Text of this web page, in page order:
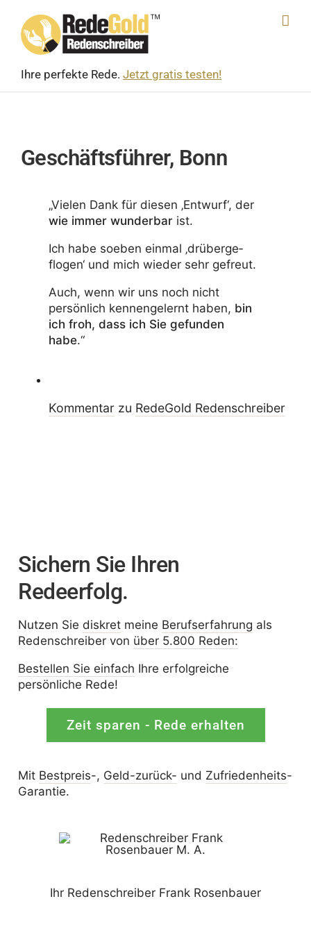
content
Ihre perfekte Rede. Jetzt gratis testen!
Geschäftsführer, Bonn
„Vielen Dank für diesen ‚Entwurf‘, der
wie immer wunderbarist.
Ich habe soeben einmal ‚drüber­ge­
flogen‘ und mich wieder sehr gefreut.
Auch, wenn wir uns noch nicht
persön­lich kennen­ge­lernt haben, bin
ich froh, dass ich Sie gefunden
habe.“
Kommentarzu RedeGold Reden­schreiber
Sichern Sie Ihren
Redeerfolg.
Nutzen Sie diskretmeine Berufserfahrung als
Redenschreiber von über 5.800 Reden:
Bestellen Sie einfach Ihre erfolgreiche
persönliche Rede!
Zeit sparen - Rede erhalten
Mit Bestpreis-, Geld-zurück- und Zufrieden­­heits-
Garantie.
Ihr Redenschreiber Frank Rosenbauer